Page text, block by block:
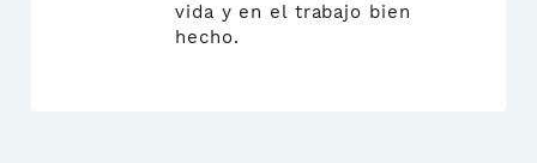
vida y en el trabajo bien
hecho.